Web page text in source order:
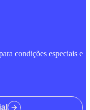
condições especiais e